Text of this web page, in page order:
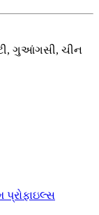
ગુઆંગસી, ચીન